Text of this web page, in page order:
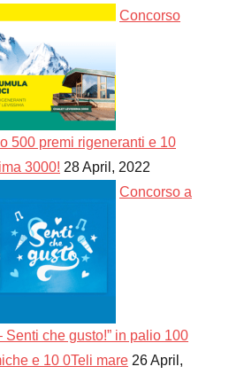
Concorso
500 premi rigeneranti e 10
3000! 28 April, 2022
Concorso a
Senti che gusto!” in palio 100
e 10 0Teli mare 26 April,